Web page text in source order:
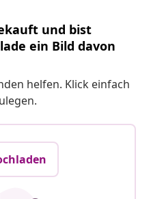
und bist
ein Bild davon
helfen. Klick einfach